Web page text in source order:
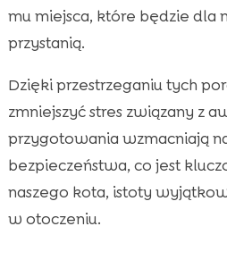
mu miejsca, które będzie dla
przystanią.
Dzięki przestrzeganiu tych
zmniejszyć stres związany z
przygotowania wzmacniają
bezpieczeństwa, co jest
naszego kota, istoty
w otoczeniu.